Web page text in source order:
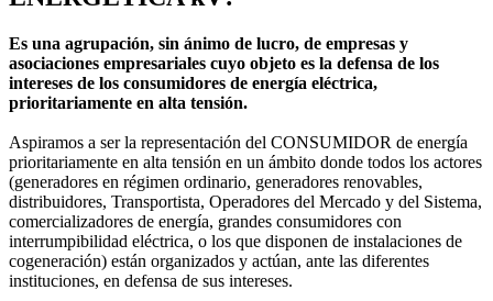
Es una agrupación, sin ánimo de lucro, de empresas y
asociaciones empresariales cuyo objeto es la defensa de los
intereses de los consumidores de energía eléctrica,
prioritariamente en alta tensión.
Aspiramos a ser la representación del CONSUMIDOR de energía
prioritariamente en alta tensión en un ámbito donde todos los actores
(generadores en régimen ordinario, generadores renovables,
distribuidores, Transportista, Operadores del Mercado y del Sistema,
comercializadores de energía, grandes consumidores con
interrumpibilidad eléctrica, o los que disponen de instalaciones de
cogeneración) están organizados y actúan, ante las diferentes
instituciones, en defensa de sus intereses.